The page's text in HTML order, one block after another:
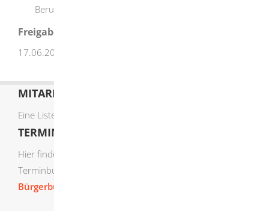
Berufsunfähigkeit
Freigabevermerk
17.06.2025
MITARBEITERLISTE
Eine Liste der Mitarbeiter von A-Z finden Sie
TERMIN ONLINE BUCHEN
Hier finden Sie die verfügbaren Sachgebiete zur Online-
Terminbuchung:
Bürgerbüro Termine online buchen